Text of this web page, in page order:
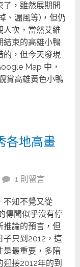
了，雖然展期間
、漏風等)，但仍
人次，當然艾維
結束的高雄小鴨
的，但今天發現
Map 中，
賞高雄黃色小鴨
各地高畫
1 則留言
不知不覺又從
傳聞似乎沒有停
推論的預言，但
子只到2012，這
是最重要，多陪
接2012年的到